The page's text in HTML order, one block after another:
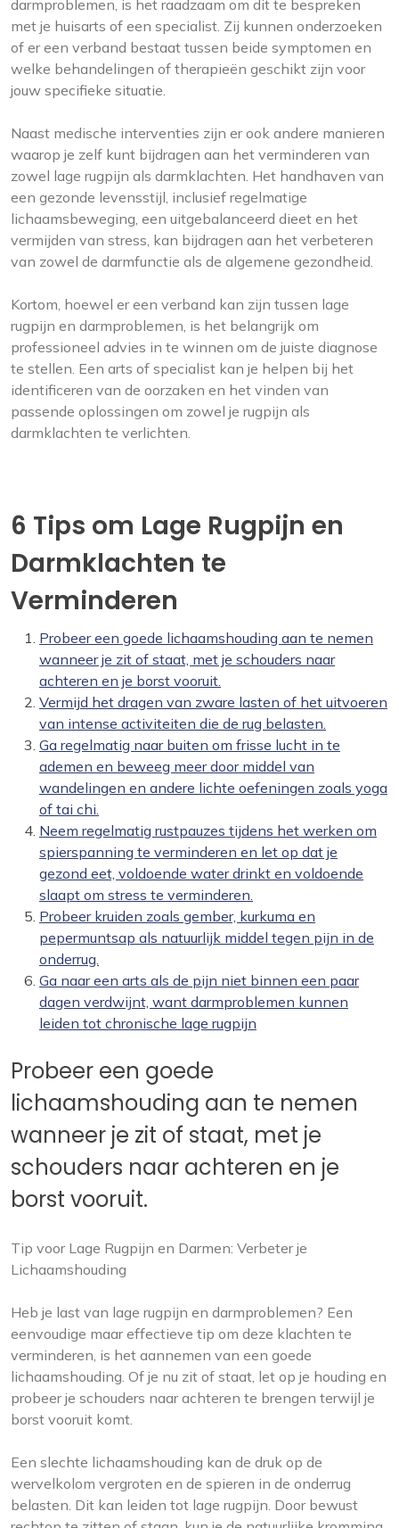
darmproblemen, is het raadzaam om dit te bespreken
met je huisarts of een specialist. Zij kunnen onderzoeken
of er een verband bestaat tussen beide symptomen en
welke behandelingen of therapieën geschikt zijn voor
jouw specifieke situatie.
Naast medische interventies zijn er ook andere manieren
waarop je zelf kunt bijdragen aan het verminderen van
zowel lage rugpijn als darmklachten. Het handhaven van
een gezonde levensstijl, inclusief regelmatige
lichaamsbeweging, een uitgebalanceerd dieet en het
vermijden van stress, kan bijdragen aan het verbeteren
van zowel de darmfunctie als de algemene gezondheid.
Kortom, hoewel er een verband kan zijn tussen lage
rugpijn en darmproblemen, is het belangrijk om
professioneel advies in te winnen om de juiste diagnose
te stellen. Een arts of specialist kan je helpen bij het
identificeren van de oorzaken en het vinden van
passende oplossingen om zowel je rugpijn als
darmklachten te verlichten.
6 Tips om Lage Rugpijn en
Darmklachten te
Verminderen
Probeer een goede lichaamshouding aan te nemen
wanneer je zit of staat, met je schouders naar
achteren en je borst vooruit.
Vermijd het dragen van zware lasten of het uitvoeren
van intense activiteiten die de rug belasten.
Ga regelmatig naar buiten om frisse lucht in te
ademen en beweeg meer door middel van
wandelingen en andere lichte oefeningen zoals yoga
of tai chi.
Neem regelmatig rustpauzes tijdens het werken om
spierspanning te verminderen en let op dat je
gezond eet, voldoende water drinkt en voldoende
slaapt om stress te verminderen.
Probeer kruiden zoals gember, kurkuma en
pepermuntsap als natuurlijk middel tegen pijn in de
onderrug.
Ga naar een arts als de pijn niet binnen een paar
dagen verdwijnt, want darmproblemen kunnen
leiden tot chronische lage rugpijn
Probeer een goede
lichaamshouding aan te nemen
wanneer je zit of staat, met je
schouders naar achteren en je
borst vooruit.
Tip voor Lage Rugpijn en Darmen: Verbeter je
Lichaamshouding
Heb je last van lage rugpijn en darmproblemen? Een
eenvoudige maar effectieve tip om deze klachten te
verminderen, is het aannemen van een goede
lichaamshouding. Of je nu zit of staat, let op je houding en
probeer je schouders naar achteren te brengen terwijl je
borst vooruit komt.
Een slechte lichaamshouding kan de druk op de
wervelkolom vergroten en de spieren in de onderrug
belasten. Dit kan leiden tot lage rugpijn. Door bewust